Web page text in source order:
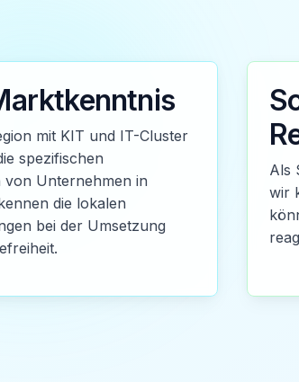
mit KIT und IT-Cluster
spezifischen
Unternehmen in
die lokalen
bei der Umsetzung
Als
wir